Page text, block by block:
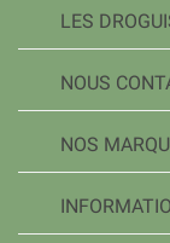
LES
NOUS
NOS